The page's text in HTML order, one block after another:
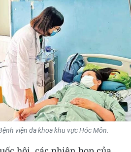
TIN
viện đa khoa khu vực Hóc Môn.